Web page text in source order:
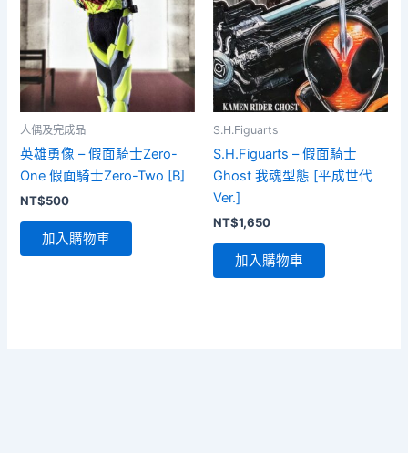
人偶及完成品
英雄勇像 – 假面騎士Zero-
One 假面騎士Zero-Two [B]
NT$500
加入購物車
S.H.Figuarts
S.H.Figuarts – 假面騎士
Ghost 我魂型態 [平成世代
Ver.]
NT$1,650
加入購物車